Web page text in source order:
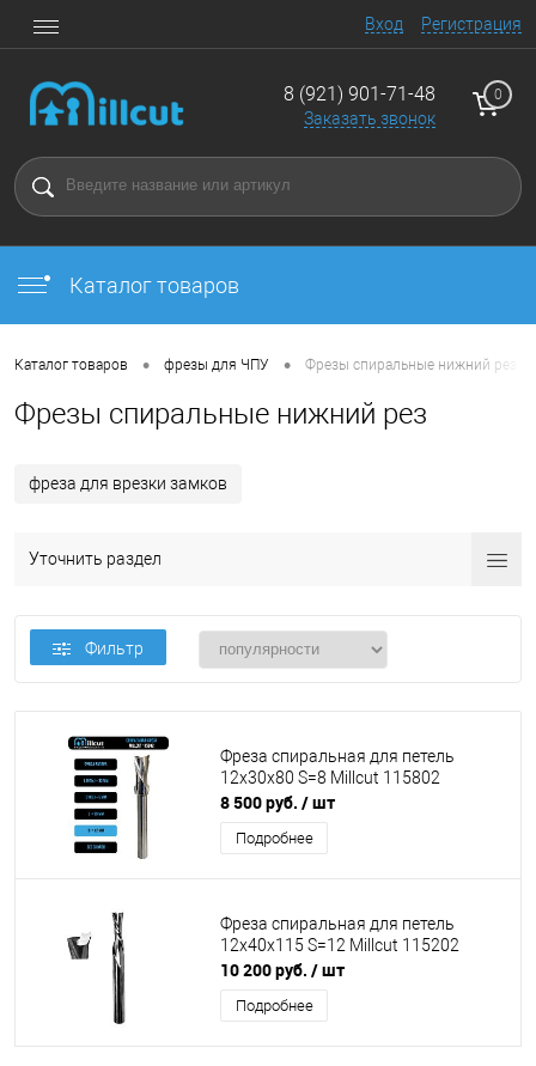
Вход Регистрация
8 (921) 901-71-48
Заказать звонок
0
Каталог товаров
Каталог товаров • фрезы для ЧПУ • Фрезы спиральные нижний рез
Фрезы спиральные нижний рез
фреза для врезки замков
Уточнить раздел
Фильтр
Фреза спиральная для петель
12x30x80 S=8 Millcut 115802
8 500 руб. / шт
Подробнее
Фреза спиральная для петель
12x40x115 S=12 Millcut 115202
10 200 руб. / шт
Подробнее